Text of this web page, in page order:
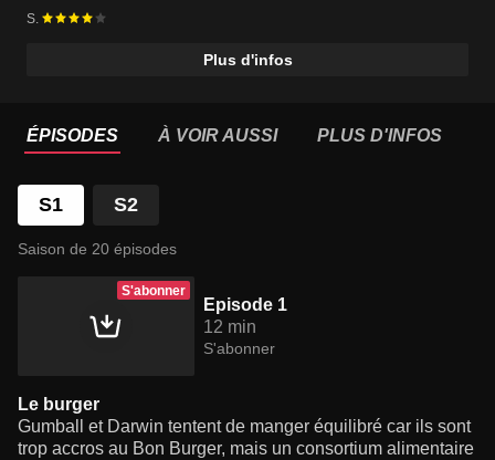
S.
Plus d'infos
ÉPISODES À VOIR AUSSI PLUS D'INFOS
S1 S2
Saison de 20 épisodes
S'abonner
Episode 1
12 min
S'abonner
Le burger
Gumball et Darwin tentent de manger équilibré car ils sont
trop accros au Bon Burger, mais un consortium alimentaire